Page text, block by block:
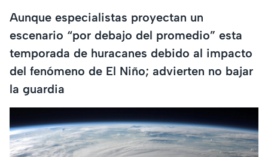
Aunque especialistas proyectan un
escenario “por debajo del promedio” esta
temporada de huracanes debido al impacto
del fenómeno de El Niño; advierten no bajar
la guardia